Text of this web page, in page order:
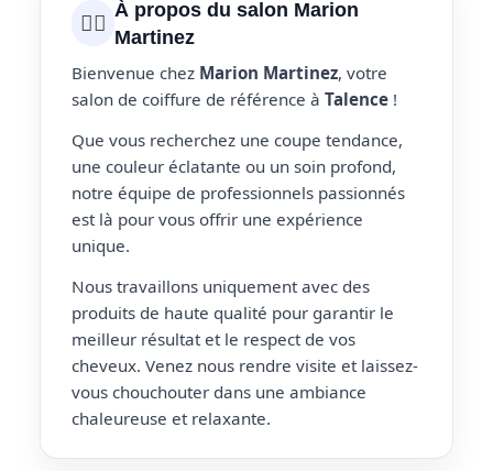
💇‍♀️ À propos du salon Marion
Martinez
Bienvenue chez Marion Martinez, votre
salon de coiffure de référence à Talence !
Que vous recherchez une coupe tendance,
une couleur éclatante ou un soin profond,
notre équipe de professionnels passionnés
est là pour vous offrir une expérience
unique.
Nous travaillons uniquement avec des
produits de haute qualité pour garantir le
meilleur résultat et le respect de vos
cheveux. Venez nous rendre visite et laissez-
vous chouchouter dans une ambiance
chaleureuse et relaxante.